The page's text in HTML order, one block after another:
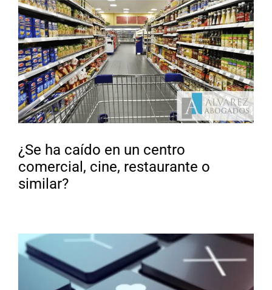
¿Se ha caído en un centro
comercial, cine, restaurante o
similar?